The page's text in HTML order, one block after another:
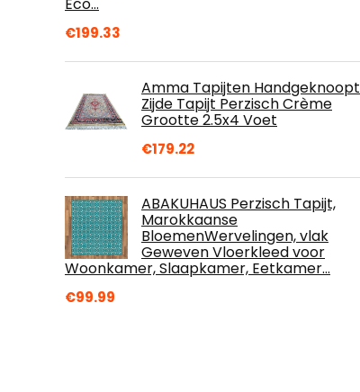
€199.33
Amma Tapijten Handgeknoopt
Zijde Tapijt Perzisch Crème
Grootte 2.5x4 Voet
€179.22
ABAKUHAUS Perzisch Tapijt,
Marokkaanse
BloemenWervelingen, vlak
Geweven Vloerkleed voor
Woonkamer, Slaapkamer, Eetkamer…
€99.99